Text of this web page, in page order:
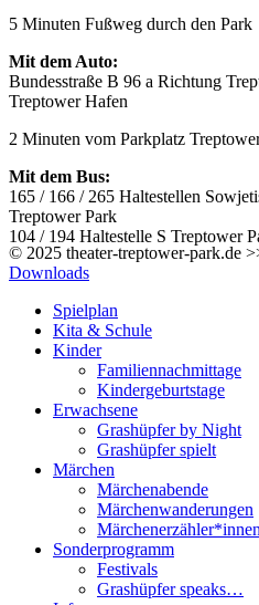
5 Minuten Fußweg durch den Park
Mit dem Auto:
Bundesstraße B 96 a Richtung
Treptower Hafen
2 Minuten vom Parkplatz
Mit dem Bus:
165 / 166 / 265 Haltestellen
Treptower Park
104 / 194 Haltestelle S Treptower
© 2025 theater-treptower-park.de
Downloads
Spielplan
Kita & Schule
Kinder
Familiennachmittage
Kindergeburtstage
Erwachsene
Grashüpfer by Night
Grashüpfer spielt
Märchen
Märchenabende
Märchenwanderungen
Märchenerzähler*innen
Sonderprogramm
Festivals
Grashüpfer speaks…